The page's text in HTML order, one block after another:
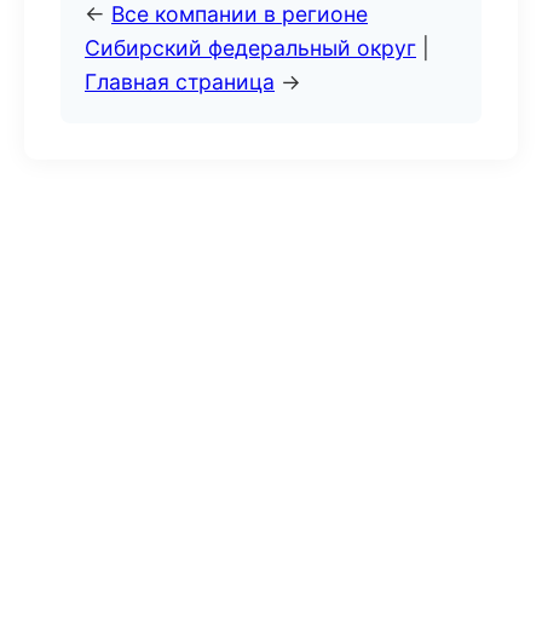
← Все компании в регионе
Сибирский федеральный округ
Главная страница →